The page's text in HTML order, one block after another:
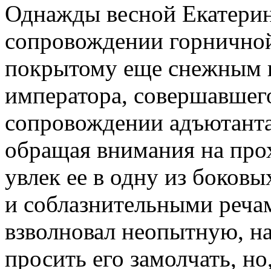
Однажды весной
сопровождении
покрытому еще снежным
императора,
сопровождении
обращая внимания на
увлек ее в одну из
и соблазнительными
взволновал неопытную,
просить его замолчать,